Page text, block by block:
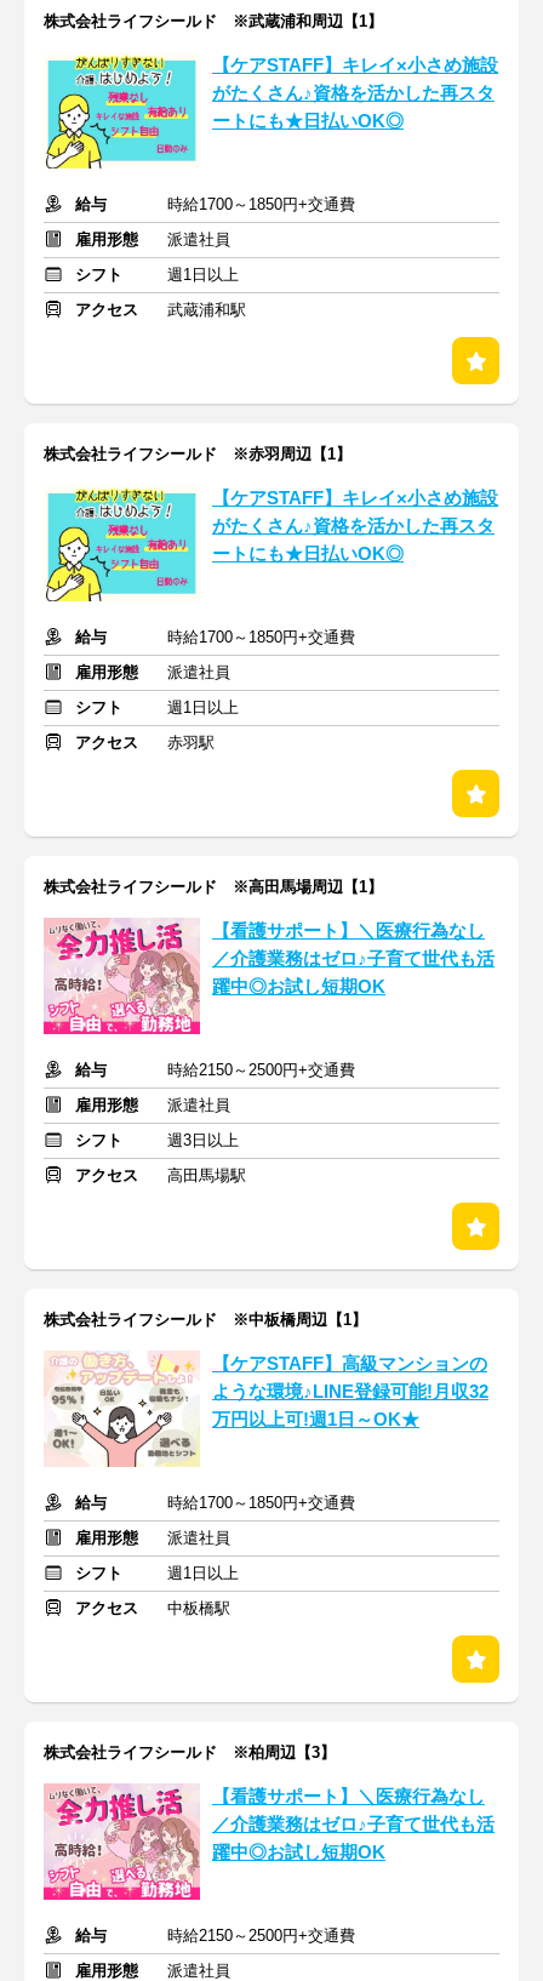
株式会社ライフシールド ※武蔵浦和周辺【1】
【ケアSTAFF】キレイ×小さめ施設
がたくさん♪資格を活かした再スタ
ートにも★日払いOK◎
給与
時給1700～1850円+交通費
雇用形態
派遣社員
シフト
週1日以上
アクセス
武蔵浦和駅
株式会社ライフシールド ※赤羽周辺【1】
【ケアSTAFF】キレイ×小さめ施設
がたくさん♪資格を活かした再スタ
ートにも★日払いOK◎
給与
時給1700～1850円+交通費
雇用形態
派遣社員
シフト
週1日以上
アクセス
赤羽駅
株式会社ライフシールド ※高田馬場周辺【1】
【看護サポート】＼医療行為なし
／介護業務はゼロ♪子育て世代も活
躍中◎お試し短期OK
給与
時給2150～2500円+交通費
雇用形態
派遣社員
シフト
週3日以上
アクセス
高田馬場駅
株式会社ライフシールド ※中板橋周辺【1】
【ケアSTAFF】高級マンションの
ような環境♪LINE登録可能!月収32
万円以上可!週1日～OK★
給与
時給1700～1850円+交通費
雇用形態
派遣社員
シフト
週1日以上
アクセス
中板橋駅
株式会社ライフシールド ※柏周辺【3】
【看護サポート】＼医療行為なし
／介護業務はゼロ♪子育て世代も活
躍中◎お試し短期OK
給与
時給2150～2500円+交通費
雇用形態
派遣社員